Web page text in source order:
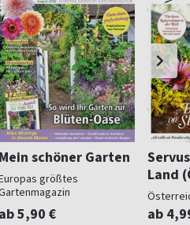
Mein schöner Garten
größtes
ab 5,90 €
Land
ab